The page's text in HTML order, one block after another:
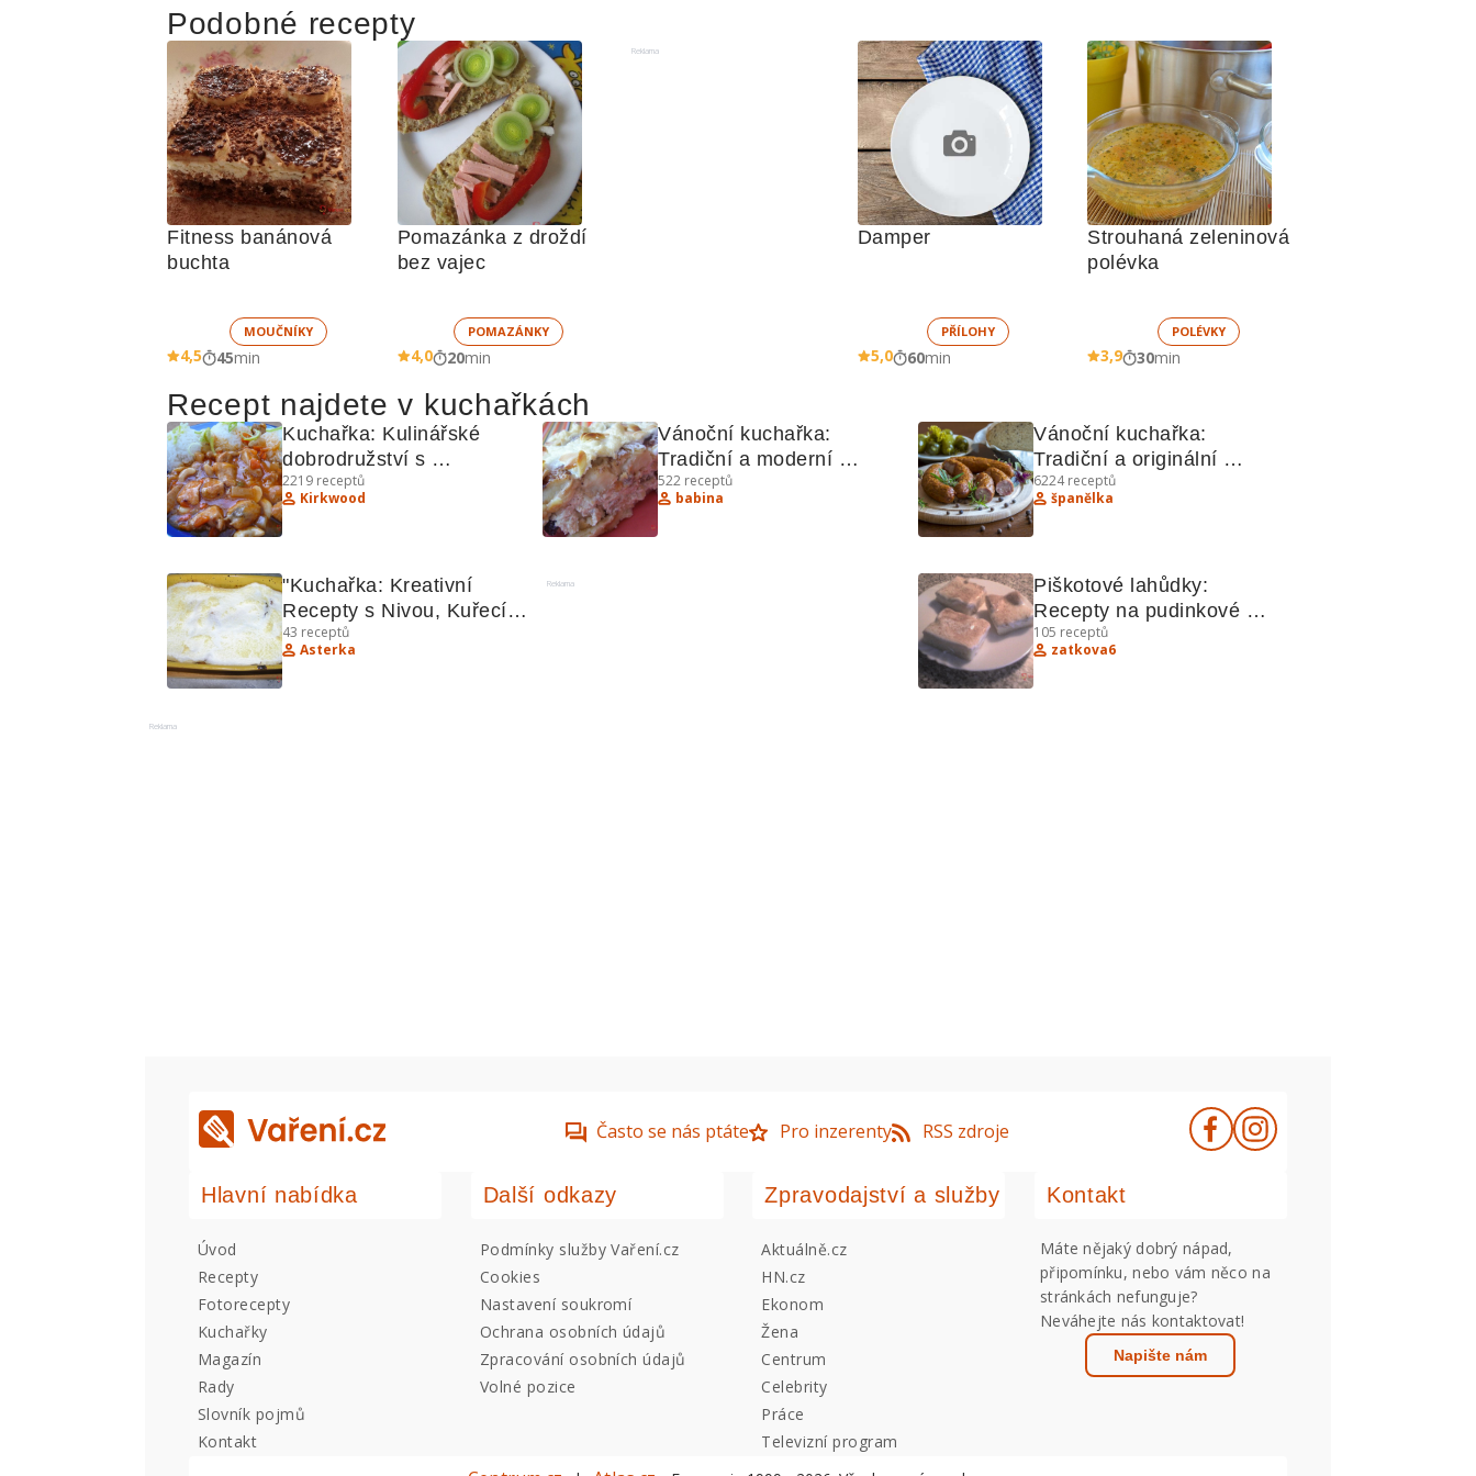
Podobné recepty
Fitness banánová
buchta
MOUČNÍKY
4,5 45min
Pomazánka z droždí
bez vajec
POMAZÁNKY
4,0 20min
Reklama
Damper
PŘÍLOHY
5,0 60min
Strouhaná zeleninová
polévka
POLÉVKY
3,9 30min
Recept najdete v kuchařkách
Kuchařka: Kulinářské
dobrodružství s
exotickými recepty
2219 receptů
Kirkwood
Vánoční kuchařka:
Tradiční a moderní
recepty pro sváteční stůl
522 receptů
babina
Vánoční kuchařka:
Tradiční a originální
recepty pro sváteční stůl
6224receptů
španělka
"Kuchařka: Kreativní
Recepty s Nivou, Kuřecím
Masem a Brokolicí"
43 receptů
Asterka
Reklama
Piškotové lahůdky:
Recepty na pudinkové
řezy, šlehačkový moučník
a další sladké dobroty
105 receptů
zatkova6
Reklama
Často se nás ptáte Pro inzerenty RSS zdroje
Hlavní nabídka
Úvod
Recepty
Fotorecepty
Kuchařky
Magazín
Rady
Slovník pojmů
Kontakt
Další odkazy
Podmínky služby Vaření.cz
Cookies
Nastavení soukromí
Ochrana osobních údajů
Zpracování osobních údajů
Volné pozice
Zpravodajství a služby
Aktuálně.cz
HN.cz
Ekonom
Žena
Centrum
Celebrity
Práce
Televizní program
Kontakt
Máte nějaký dobrý nápad,
připomínku, nebo vám něco na
stránkách nefunguje?
Neváhejte nás kontaktovat!
Napište nám